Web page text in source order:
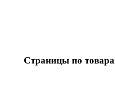
Страницы по